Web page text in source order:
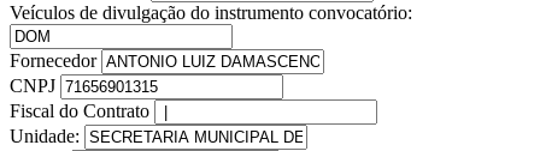
Veículos de divulgação do instrumento convocatório:
Fornecedor
CNPJ
Fiscal do Contrato
Unidade: